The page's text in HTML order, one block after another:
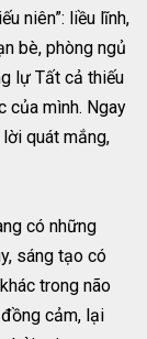
niên”: liều lĩnh,
bè, phòng ngủ
lự Tất cả thiếu
của mình. Ngay
quát mắng,
có những
sáng tạo có
trong não
cảm, lại